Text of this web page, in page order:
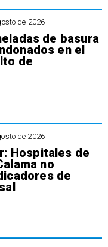
de 2026
de basura
en el
de
de 2026
Hospitales de
no
de